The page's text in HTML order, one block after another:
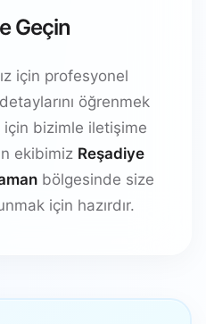
Geçin
için profesyonel
öğrenmek
bizimle iletişime
ekibimiz Reşadiye
bölgesinde size
için hazırdır.